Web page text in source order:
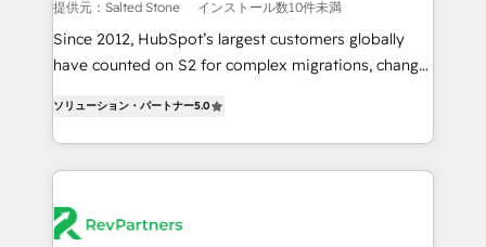
weeks, with workflows built around your business,
not a template. ➤ Migration: Move from any legacy
CRM. Zero downtime, full data integrity. ➤
Implementation: Configure HubSpot to run your
revenue process. Sales, marketing, and service wired
Ongoing Management: Monthly tune-ups, feature
rollouts, adoption coaching. Buying HubSpot,
提供元：Salted Stone インストール数10件未満
Since 2012, HubSpot’s largest customers globally
have counted on S2 for complex migrations, change
solutions that deliver measurable impact and
transform brand experiences As one of the few full-
service creative agencies in the HubSpot
winning design to build scalable, globally
ソリューション・パートナー5.0